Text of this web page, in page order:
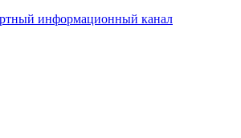
информационный канал